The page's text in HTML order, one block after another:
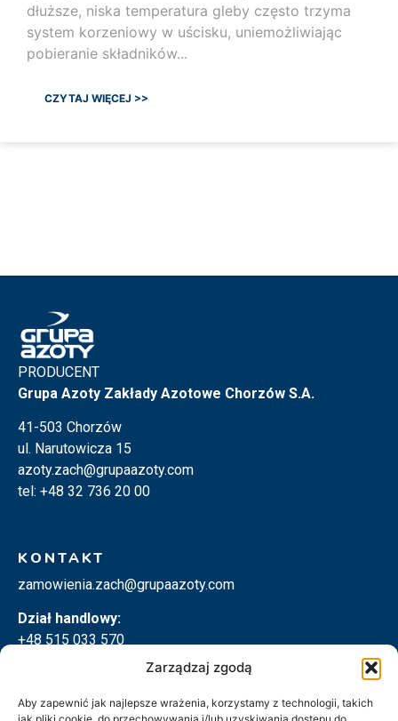
Zarządzaj zgodą
Aby zapewnić jak najlepsze wrażenia, korzystamy z technologii, takich
dłuższe, niska temperatura gleby często trzyma
system korzeniowy w uścisku, uniemożliwiając
pobieranie składników...
CZYTAJ WIĘCEJ >>
PRODUCENT
Grupa Azoty Zakłady Azotowe Chorzów S.A.
41-503 Chorzów
ul. Narutowicza 15
azoty.zach@grupaazoty.com
tel: +48 32 736 20 00
KONTAKT
zamowienia.zach@grupaazoty.com
Dział handlowy:
+48 515 033 570